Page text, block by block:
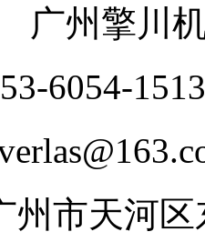
广州擎川
6054-1513
州市天河